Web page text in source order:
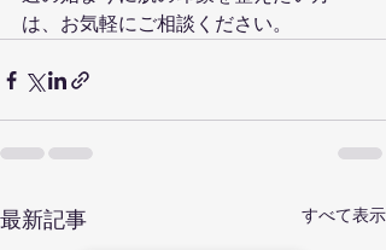
は、お気軽にご相談ください。
最新記事 すべて表示